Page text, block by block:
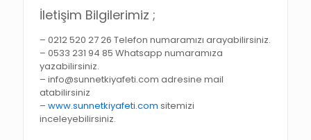
İletişim Bilgilerimiz ;
– 0212 520 27 26 Telefon numaramızı arayabilirsiniz.
– 0533 231 94 85 Whatsapp numaramıza
yazabilirsiniz.
– info@sunnetkiyafeti.com adresine mail
atabilirsiniz
–www.sunnetkiyafeti.com sitemizi
inceleyebilirsiniz.